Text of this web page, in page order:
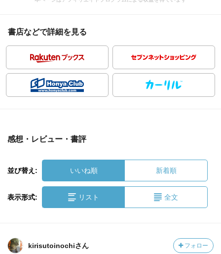
書店などで詳細を見る
感想・レビュー・書評
並び替え: いいね順 新着順
表示形式: リスト 全文
kirisutoinochiさん フォロー